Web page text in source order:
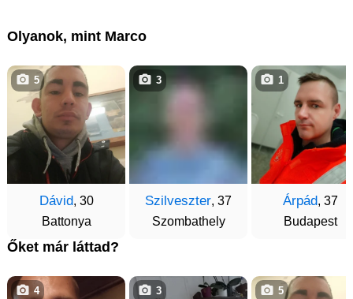
Olyanok, mint Marco
Dávid, 30
Battonya
5
Szilveszter, 37
Szombathely
3
Árpád, 37
Budapest
1
Őket már láttad?
4 3 5